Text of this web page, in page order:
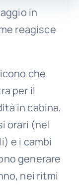
in
reagisce
che
per il
in cabina,
orari (nel
e i cambi
generare
nei ritmi